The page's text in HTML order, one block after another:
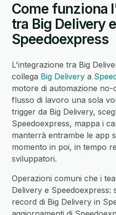
Come funziona
tra Big Delivery e
Speedoexpress
L'integrazione tra Big
collega Big Delivery a
motore di automazione no-
flusso di lavoro una sola
trigger da Big Delivery,
Speedoexpress, mappa i
manterrà entrambe le app
momento in poi, in tempo
sviluppatori.
Operazioni comuni che i
Delivery e Speedoexpress:
record di Big Delivery in